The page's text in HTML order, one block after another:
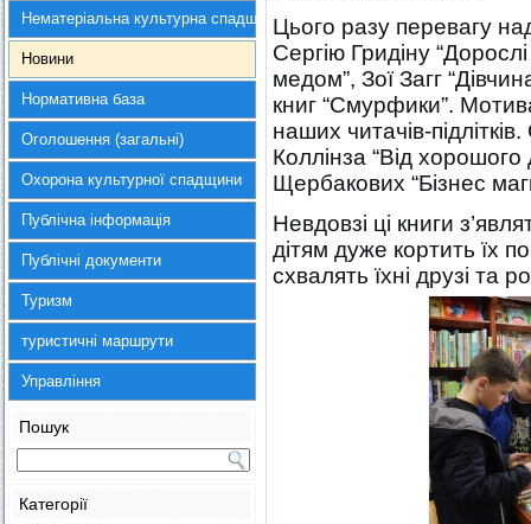
Нематеріальна культурна спадщина
Новини
Нормативна база
Оголошення (загальні)
Охорона культурної спадщини
Публічна інформація
Публічні документи
Туризм
туристичні маршрути
Управління
Пошук
Категорії
Цього разу перевагу
Сергію Гридіну
медом”, Зої Загг
книг “Смурфики”.
наших читачів-
Коллінза “Від хорошого
Щербакових “Бізнес
Невдовзі ці книги
дітям дуже кортить їх
схвалять їхні друзі та